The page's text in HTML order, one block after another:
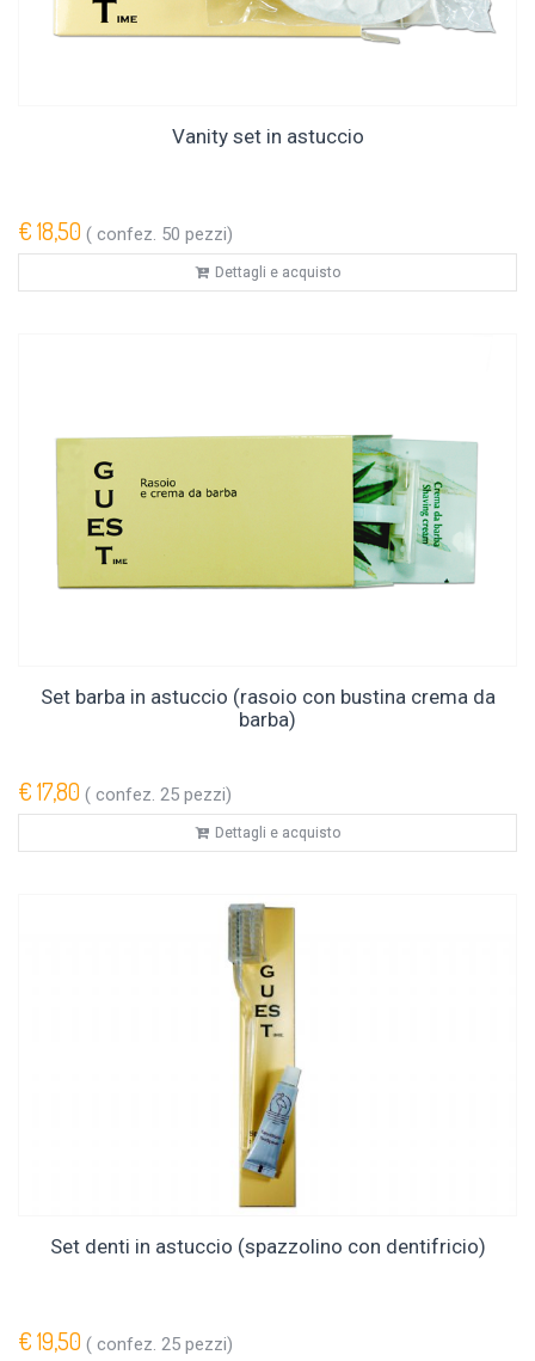
Vanity set in astuccio
€ 18,50 ( confez. 50 pezzi)
Dettagli e acquisto
Set barba in astuccio (rasoio con bustina crema da
barba)
€ 17,80 ( confez. 25 pezzi)
Dettagli e acquisto
Set denti in astuccio (spazzolino con dentifricio)
€ 19,50 ( confez. 25 pezzi)